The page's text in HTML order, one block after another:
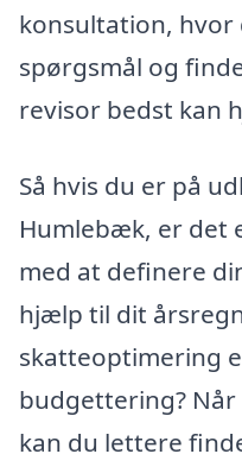
konsultation, hvor
spørgsmål og
revisor bedst kan
Så hvis du er på
Humlebæk, er det
med at definere
hjælp til dit
skatteoptimering
budgettering?
kan du lettere